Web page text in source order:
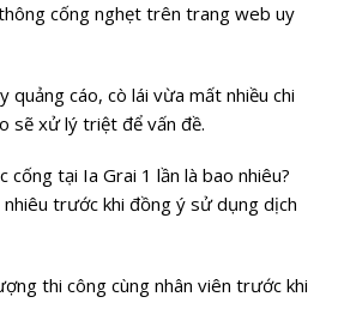
cống nghẹt trên trang web uy
quảng cáo, cò lái vừa mất nhiều chi
sẽ xử lý triệt để vấn đề.
cống tại Ia Grai 1 lần là bao nhiêu?
trước khi đồng ý sử dụng dịch
thi công cùng nhân viên trước khi